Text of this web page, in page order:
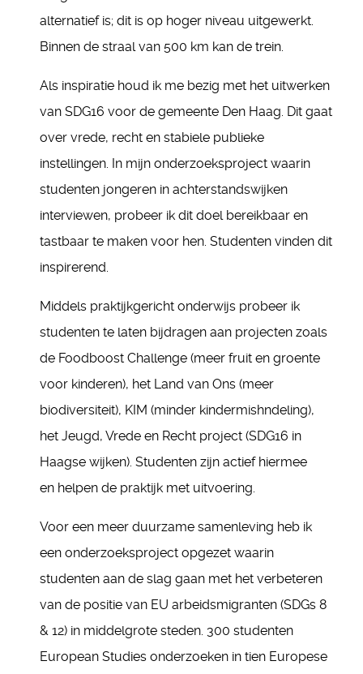
alternatief is; dit is op hoger niveau uitgewerkt.
Binnen de straal van 500 km kan de trein.
Als inspiratie houd ik me bezig met het uitwerken
van SDG16 voor de gemeente Den Haag. Dit gaat
over vrede, recht en stabiele publieke
instellingen. In mijn onderzoeksproject waarin
studenten jongeren in achterstandswijken
interviewen, probeer ik dit doel bereikbaar en
tastbaar te maken voor hen. Studenten vinden dit
inspirerend.
Middels praktijkgericht onderwijs probeer ik
studenten te laten bijdragen aan projecten zoals
de Foodboost Challenge (meer fruit en groente
voor kinderen), het Land van Ons (meer
biodiversiteit), KIM (minder kindermishndeling),
het Jeugd, Vrede en Recht project (SDG16 in
Haagse wijken). Studenten zijn actief hiermee
en helpen de praktijk met uitvoering.
Voor een meer duurzame samenleving heb ik
een onderzoeksproject opgezet waarin
studenten aan de slag gaan met het verbeteren
van de positie van EU arbeidsmigranten (SDGs 8
& 12) in middelgrote steden. 300 studenten
European Studies onderzoeken in tien Europese